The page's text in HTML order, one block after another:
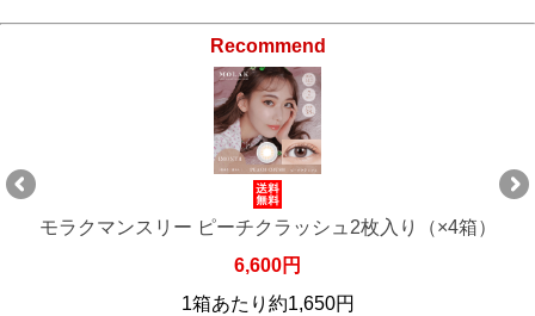
Recommend
モラクマンスリー ピーチクラッシュ2枚入り（×6箱）
9,900円
1箱あたり約1,650円